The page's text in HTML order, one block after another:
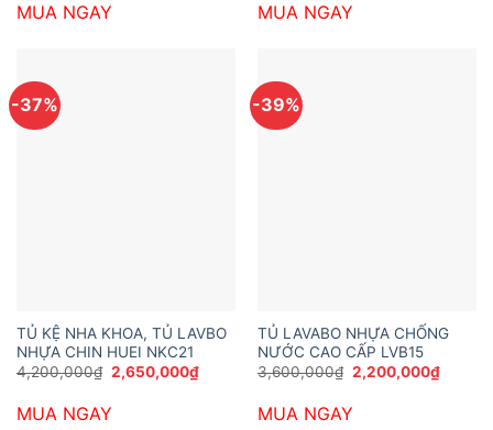
7,200,000₫.
MUA NGAY MUA NGAY
-37%
TỦ KỆ NHA KHOA, TỦ LAVBO
NHỰA CHIN HUEI NKC21
4,200,000₫ Giá
gốc
4,200,000₫.
2,650,000₫Giá
hiện
MUA NGAY
-39%
TỦ LAVABO NHỰA CHỐNG
NƯỚC CAO CẤP LVB15
3,600,000₫ Giá
gốc
3,600,000₫.
2,200,000₫Giá
hiện
MUA NGAY